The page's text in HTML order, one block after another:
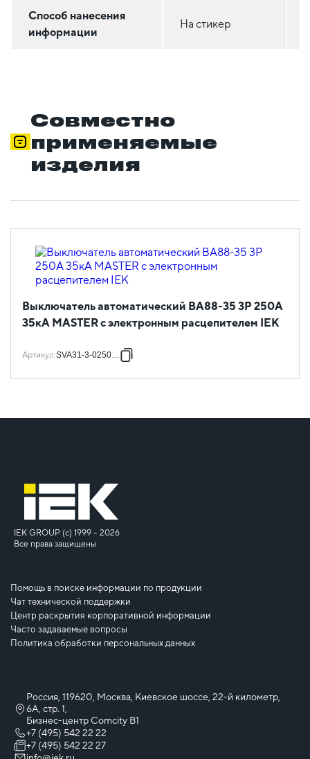
Способ нанесения
информации
На стикер
Совместно
применяемые
изделия
Выключатель автоматический ВА88-35 3Р 250А
35кА MASTER с электронным расцепителем IEK
Артикул:SVA31-3-0250-02
IEK GROUP (c) 1999 – 2026
Все права защищены
Помощь в поиске информации по продукции
Чат технической поддержки
Центр раскрытия корпоративной информации
Часто задаваемые вопросы
Политика обработки персональных данных
Россия, 119620, Москва, Киевское шоссе, 22-й километр,
6А, стр. 1,
Бизнес-центр Comcity B1
+7 (495) 542 22 22
+7 (495) 542 22 27